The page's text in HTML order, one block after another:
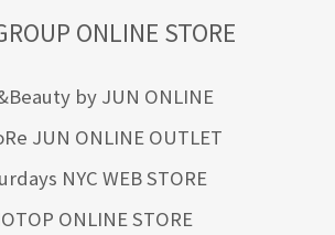
ONLINE STORE
by JUN ONLINE
JUN ONLINE OUTLET
NYC WEB STORE
ONLINE STORE